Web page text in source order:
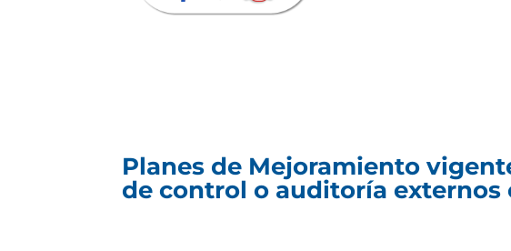
Planes de Mejoramiento
de control o auditoría externos